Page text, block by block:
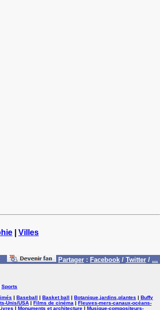
Villes
Partager : Facebook / Twitter / ...
Sports
| Baseball | Basket ball | Botanique,jardins,plantes | Buffy
Unis/USA | Films de cinéma | Fleuves-mers-canaux-océans-
| Monuments et architecture | Musique-compositeurs-